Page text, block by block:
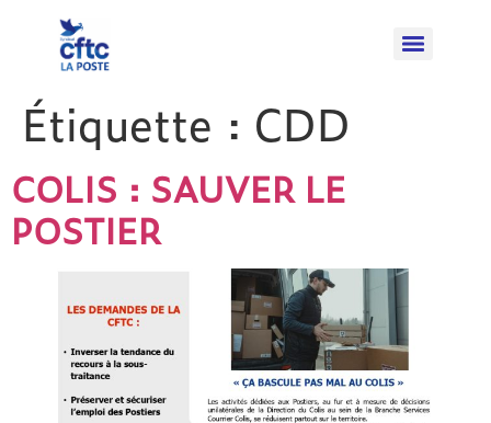
Étiquette : CDD
COLIS : SAUVER LE
POSTIER